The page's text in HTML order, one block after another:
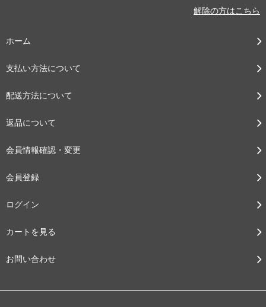
解除の方はこちら
ホーム
支払い方法について
配送方法について
返品について
会員情報確認・変更
会員登録
ログイン
カートを見る
お問い合わせ